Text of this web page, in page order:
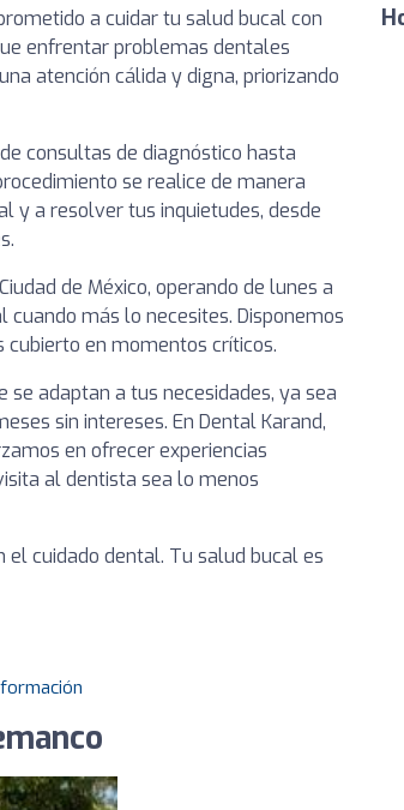
a cuidar tu salud bucal con
enfrentar problemas dentales
atención cálida y digna, priorizando
consultas de diagnóstico hasta
se realice de manera
y a resolver tus inquietudes, desde
de México, operando de lunes a
más lo necesites. Disponemos
cubierto en momentos críticos.
adaptan a tus necesidades, ya sea
sin intereses. En Dental Karand,
en ofrecer experiencias
al dentista sea lo menos
cuidado dental. Tu salud bucal es